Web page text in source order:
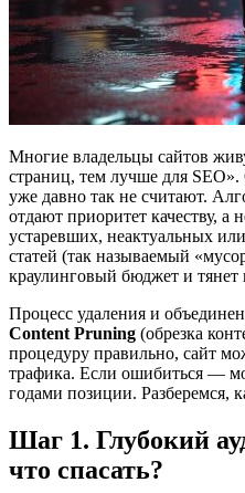
Многие владельцы сайтов
страниц, тем лучше для
уже давно так не считают.
отдают приоритет качеству, а
устаревших, неактуальных
статей (так называемый
краулинговый бюджет и тянет
Процесс удаления и
Content Pruning (обрезка
процедуру правильно, сайт
трафика. Если ошибиться —
годами позиции. Разберемся,
Шаг 1. Глубокий
что спасать?